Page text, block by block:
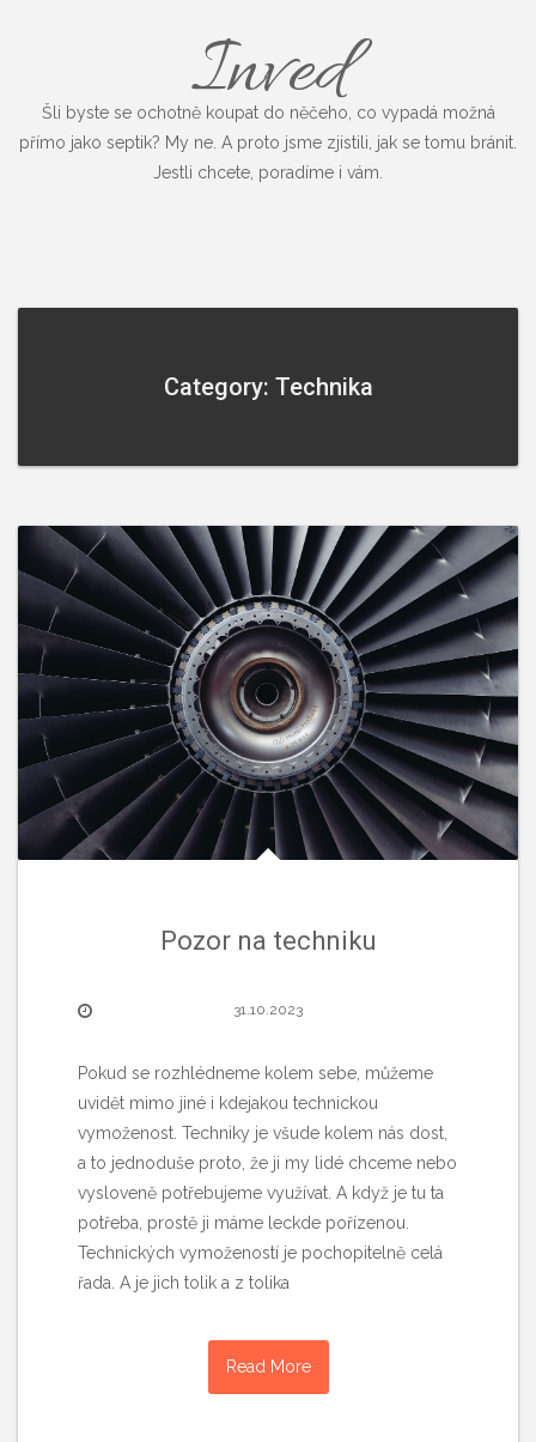
Inved
Šli byste se ochotně koupat do něčeho, co vypadá možná
přímo jako septik? My ne. A proto jsme zjistili, jak se tomu bránit.
Jestli chcete, poradíme i vám.
Category: Technika
Pozor na techniku
31.10.2023
Pokud se rozhlédneme kolem sebe, můžeme
uvidět mimo jiné i kdejakou technickou
vymoženost. Techniky je všude kolem nás dost,
a to jednoduše proto, že ji my lidé chceme nebo
vysloveně potřebujeme využívat. A když je tu ta
potřeba, prostě ji máme leckde pořízenou.
Technických vymožeností je pochopitelně celá
řada. A je jich tolik a z tolika
Read More